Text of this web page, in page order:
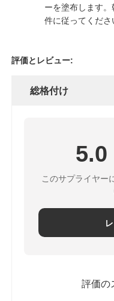
ーを塗布します
件に従ってくださ
評価とレビュー:
総格付け
5.0
このサプライヤー
評価の